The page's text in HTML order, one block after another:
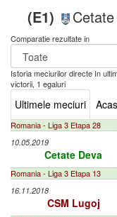
(E1)
Comparatie rezultate in
Istoria meciurilor directe In
victorii, 1 egaluri
Ultimele meciuri
Romania - Liga 3 Etapa 28
10.05.2019
Cetate Deva
Romania - Liga 3 Etapa 13
16.11.2018
CSM Lugoj